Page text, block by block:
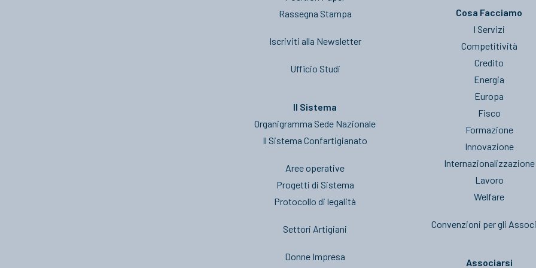
Rassegna Stampa
Iscriviti alla Newsletter
Ufficio Studi
Il Sistema
Organigramma Sede Nazionale
Il Sistema Confartigianato
Aree operative
Progetti di Sistema
Protocollo di legalità
Settori Artigiani
Donne Impresa
Cosa Facciamo
I Servizi
Competitività
Credito
Energia
Europa
Fisco
Formazione
Innovazione
Internazionalizzazione
Lavoro
Welfare
Convenzioni per gli
Associarsi